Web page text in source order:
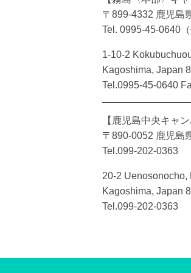
〒899-4332 鹿児島
Tel. 0995-45-0640（
1-10-2
Kagoshima, Japan
Tel.0995-45-0640
【鹿児島中央キャン
〒890-0052 鹿児島
Tel.099-202-0363
20-2 Uenosonocho,
Kagoshima, Japan
Tel.099-202-0363